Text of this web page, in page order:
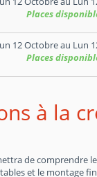
Places
12 Octobreau Lun
Places
à la
de comprendre
et le montage